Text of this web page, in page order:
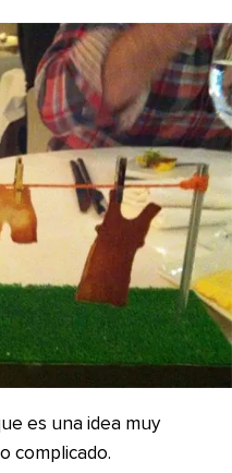
es una idea muy
complicado.